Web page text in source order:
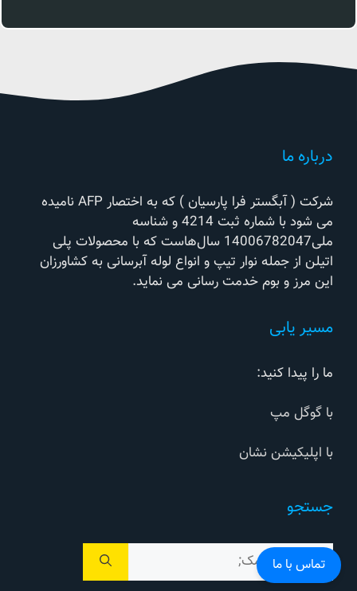
درباره ما
شرکت ( آبگستر فرا پارسیان ) که به اختصار AFP نامیده
می شود با شماره ثبت 4214 و شناسه
ملی14006782047 سال‌هاست که با محصولات پلی
اتیلن از جمله نوار تیپ و انواع لوله آبرسانی به کشاورزان
این مرز و بوم خدمت رسانی می نماید.
مسیر یابی
ما را پیدا کنید:
با گوگل مپ
با اپلیکیشن نشان
جستجو
جستجوی
برای:
تماس با ما